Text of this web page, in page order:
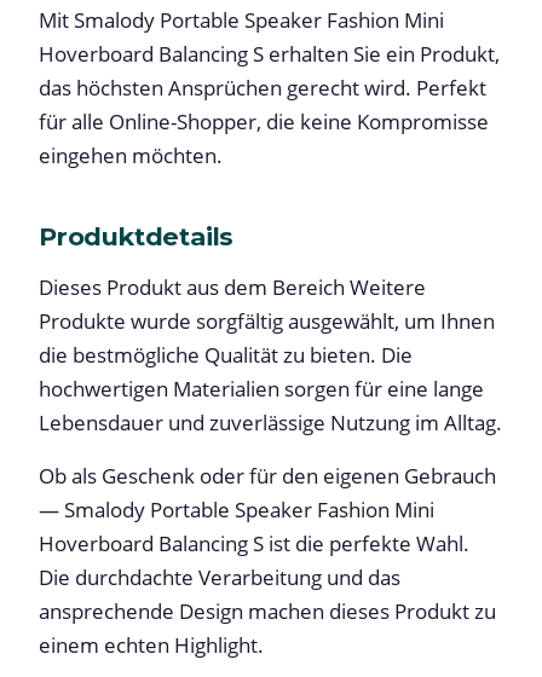
Mit Smalody Portable Speaker Fashion Mini
Hoverboard Balancing S erhalten Sie ein Produkt,
das höchsten Ansprüchen gerecht wird. Perfekt
für alle Online-Shopper, die keine Kompromisse
eingehen möchten.
Produktdetails
Dieses Produkt aus dem Bereich Weitere
Produkte wurde sorgfältig ausgewählt, um Ihnen
die bestmögliche Qualität zu bieten. Die
hochwertigen Materialien sorgen für eine lange
Lebensdauer und zuverlässige Nutzung im Alltag.
Ob als Geschenk oder für den eigenen Gebrauch
— Smalody Portable Speaker Fashion Mini
Hoverboard Balancing S ist die perfekte Wahl.
Die durchdachte Verarbeitung und das
ansprechende Design machen dieses Produkt zu
einem echten Highlight.